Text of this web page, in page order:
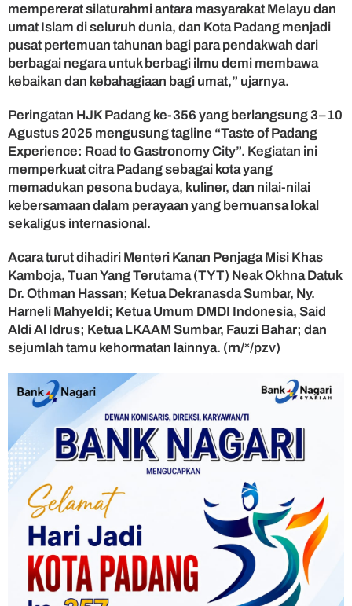
n
e
r
a
mempererat silaturahmi antara masyarakat Melayu dan
umat Islam di seluruh dunia, dan Kota Padang menjadi
pusat pertemuan tahunan bagi para pendakwah dari
berbagai negara untuk berbagi ilmu demi membawa
kebaikan dan kebahagiaan bagi umat,” ujarnya.
Peringatan HJK Padang ke-356 yang berlangsung 3–10
Agustus 2025 mengusung tagline “Taste of Padang
Experience: Road to Gastronomy City”. Kegiatan ini
memperkuat citra Padang sebagai kota yang
memadukan pesona budaya, kuliner, dan nilai-nilai
kebersamaan dalam perayaan yang bernuansa lokal
sekaligus internasional.
Acara turut dihadiri Menteri Kanan Penjaga Misi Khas
Kamboja, Tuan Yang Terutama (TYT) Neak Okhna Datuk
Dr. Othman Hassan; Ketua Dekranasda Sumbar, Ny.
Harneli Mahyeldi; Ketua Umum DMDI Indonesia, Said
Aldi Al Idrus; Ketua LKAAM Sumbar, Fauzi Bahar; dan
sejumlah tamu kehormatan lainnya. (rn/*/pzv)